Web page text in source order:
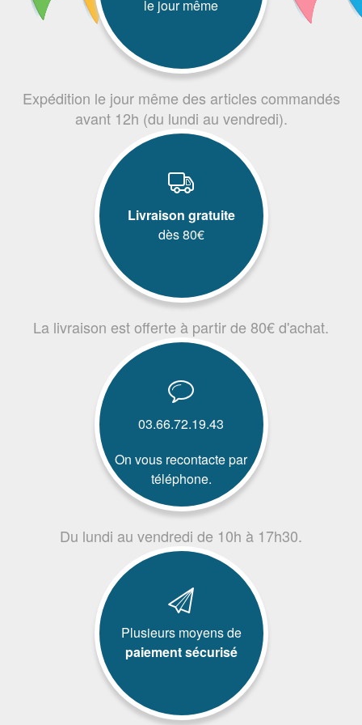
le jour même
Expédition le jour même des articles commandés
avant 12h (du lundi au vendredi).
Livraison gratuite
dès 80€
La livraison est offerte à partir de 80€ d'achat.
03.66.72.19.43
On vous recontacte par
téléphone.
Du lundi au vendredi de 10h à 17h30.
Plusieurs moyens de
paiement sécurisé